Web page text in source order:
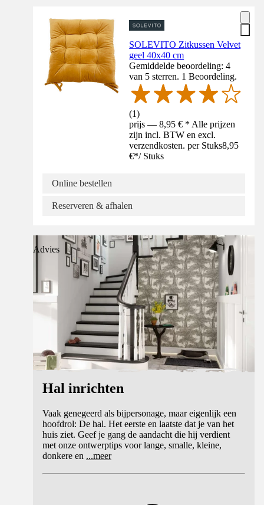
SOLEVITO Zitkussen Velvet
geel 40x40 cm
Gemiddelde beoordeling: 4
van 5 sterren. 1 Beoordeling.
(1)
prijs — 8,95 € * Alle prijzen
zijn incl. BTW en excl.
verzendkosten. per Stuks8,95
€*/ Stuks
Online bestellen
Reserveren & afhalen
Advies
Hal inrichten
Vaak genegeerd als bijpersonage, maar eigenlijk een
hoofdrol: De hal. Het eerste en laatste dat je van het
huis ziet. Geef je gang de aandacht die hij verdient
met onze ontwerptips voor lange, smalle, kleine,
donkere en ...meer